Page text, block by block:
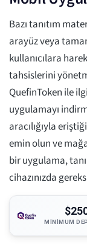
Bazı tanıtım
arayüz veya
kullanıcılara
tahsislerini
QuefinToken ile
uygulamayı
aracılığıyla
emin olun ve
bir uygulama,
cihazınızda
MINIMUM